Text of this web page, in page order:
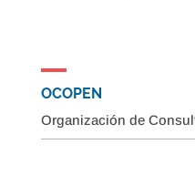
OCOPEN
Organización de